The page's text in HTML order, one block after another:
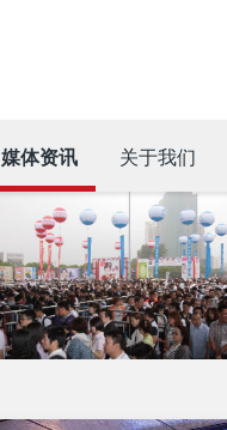
媒体资讯 关于我们